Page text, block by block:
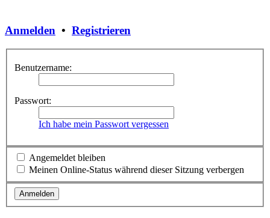
Anmelden • Registrieren
Benutzername:
Passwort:
Ich habe mein Passwort vergessen
Angemeldet bleiben
Meinen Online-Status während dieser Sitzung verbergen